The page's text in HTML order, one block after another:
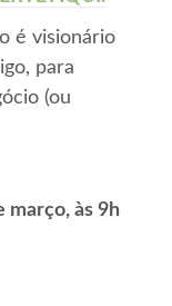
é visionário
para
(ou
março, às 9h